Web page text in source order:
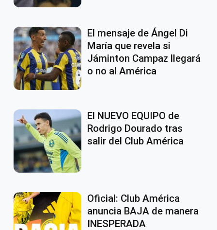
El mensaje de Ángel Di
María que revela si
Jáminton Campaz llegará
o no al América
El NUEVO EQUIPO de
Rodrigo Dourado tras
salir del Club América
Oficial: Club América
anuncia BAJA de manera
INESPERADA